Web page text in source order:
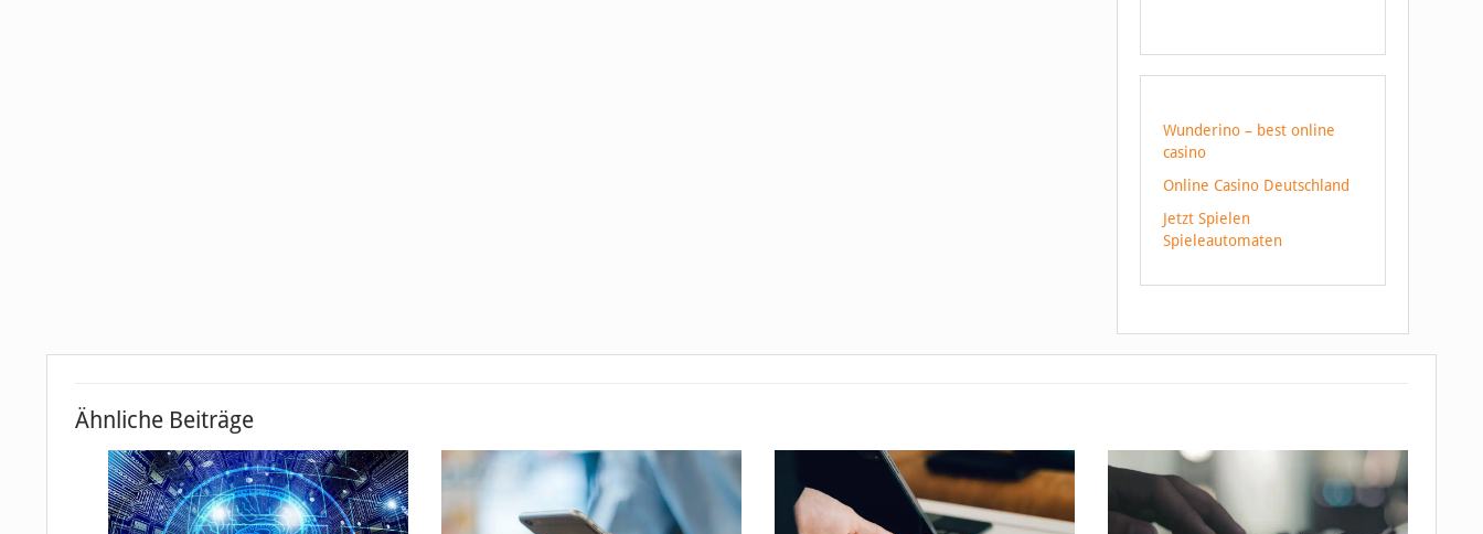
Wunderino – best online
casino
Online Casino Deutschland
Jetzt Spielen
Spieleautomaten
Ähnliche Beiträge